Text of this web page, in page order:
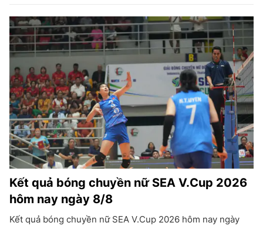
Kết quả bóng chuyền nữ SEA V.Cup 2026
hôm nay ngày 8/8
Kết quả bóng chuyền nữ SEA V.Cup 2026 hôm nay ngày